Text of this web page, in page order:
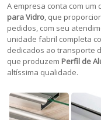
A empresa conta com
para Vidro, que
pedidos, com seu
unidade fabril completa
dedicados ao transporte
que produzem Perfil de
altíssima qualidade.